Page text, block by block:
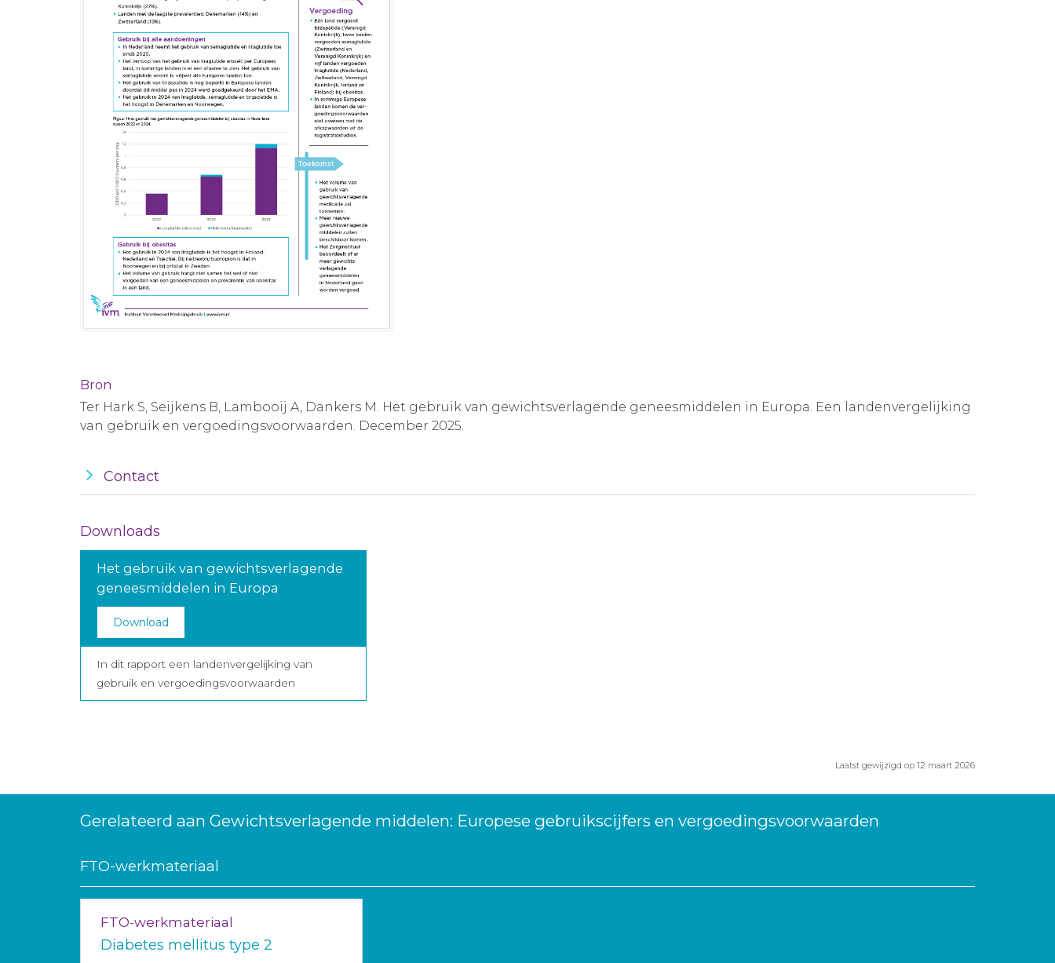
Bron
Ter Hark S, Seijkens B, Lambooij A, Dankers M. Het gebruik van gewichtsverlagende geneesmiddelen in Europa. Een landenvergelijking
van gebruik en vergoedingsvoorwaarden. December 2025.
Contact
Downloads
Het gebruik van gewichtsverlagende
geneesmiddelen in Europa
Download
In dit rapport een landenvergelijking van
gebruik en vergoedingsvoorwaarden
Laatst gewijzigd op 12 maart 2026
Gerelateerd aan Gewichtsverlagende middelen: Europese gebruikscijfers en vergoedingsvoorwaarden
FTO-werkmateriaal
FTO-werkmateriaal
Diabetes mellitus type 2